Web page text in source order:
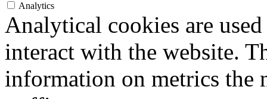
Analytics
Analytical cookies are
interact with the website.
information on metrics the